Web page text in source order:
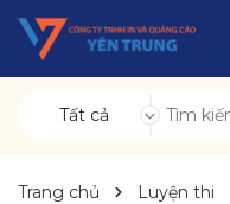
Tất cả
Trang chủ Luyện thi